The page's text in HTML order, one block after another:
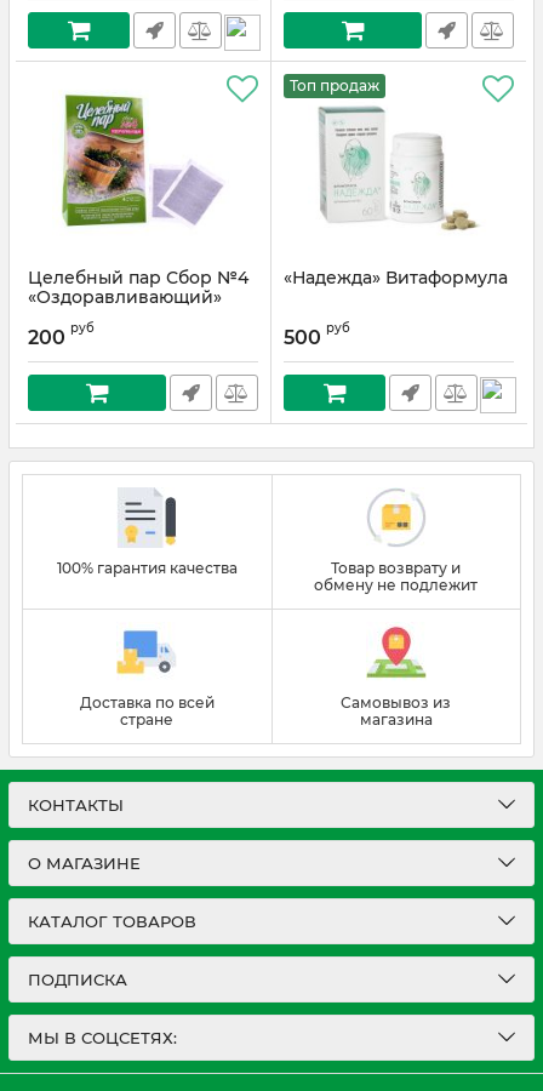
Целебный пар Сбор №4
«Оздоравливающий»
200 руб
Топ продаж
«Надежда» Витаформула
500 руб
100% гарантия качества
Товар возврату и
обмену не подлежит
Доставка по всей
стране
Самовывоз из
магазина
КОНТАКТЫ
О МАГАЗИНЕ
КАТАЛОГ ТОВАРОВ
ПОДПИСКА
МЫ В СОЦСЕТЯХ: